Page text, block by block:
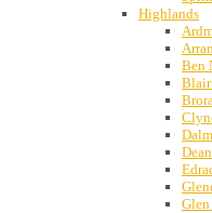
Highlands
Arran
Ben
Brora